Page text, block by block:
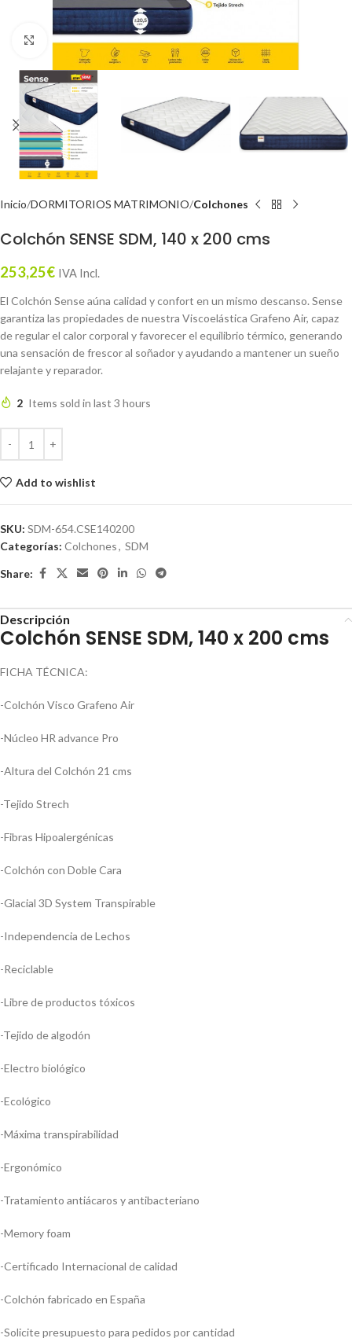
Click to enlarge
Inicio DORMITORIOS MATRIMONIO Colchones
Colchón SENSE SDM, 140 x 200 cms
253,25€ IVA Incl.
El Colchón Sense aúna calidad y confort en un mismo descanso. Sense
garantiza las propiedades de nuestra Viscoelástica Grafeno Air, capaz
de regular el calor corporal y favorecer el equilibrio térmico, generando
una sensación de frescor al soñador y ayudando a mantener un sueño
relajante y reparador.
2 Items sold in last 3 hours
Add to wishlist
SKU: SDM-654.CSE140200
Categorías: Colchones, SDM
Share:
Descripción
Colchón SENSE SDM, 140 x 200 cms
FICHA TÉCNICA:
-Colchón Visco Grafeno Air
-Núcleo HR advance Pro
-Altura del Colchón 21 cms
-Tejido Strech
-Fibras Hipoalergénicas
-Colchón con Doble Cara
-Glacial 3D System Transpirable
-Independencia de Lechos
-Reciclable
-Libre de productos tóxicos
-Tejido de algodón
-Electro biológico
-Ecológico
-Máxima transpirabilidad
-Ergonómico
-Tratamiento antiácaros y antibacteriano
-Memory foam
-Certificado Internacional de calidad
-Colchón fabricado en España
-Solicite presupuesto para pedidos por cantidad